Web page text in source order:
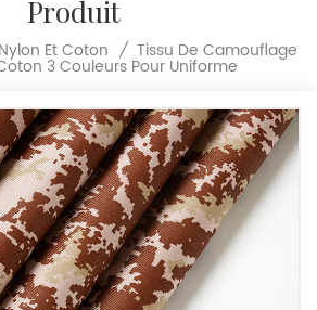
Produit
Et Coton / Tissu De Camouflage
3 Couleurs Pour Uniforme